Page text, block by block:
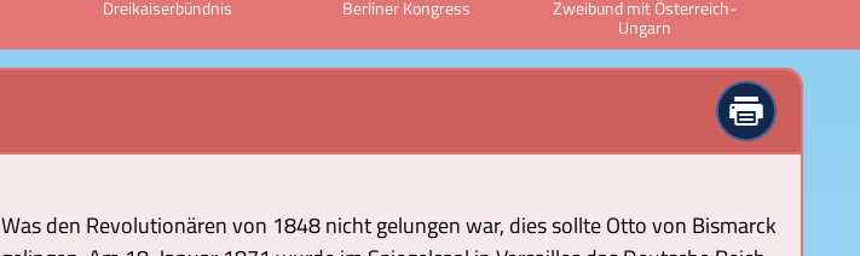
Dreikaiserbündnis Berliner Kongress Zweibund mit Österreich-
Ungarn
Was den Revolutionären von 1848 nicht gelungen war, dies sollte Otto von Bismarck